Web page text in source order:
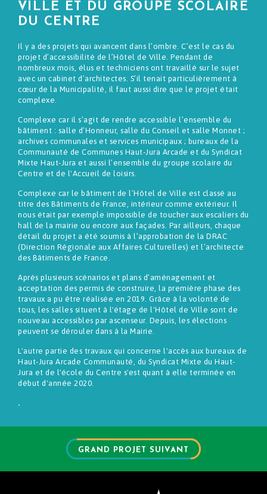
VILLE ET DU GROUPE SCOLAIRE
DU CENTRE
Il y a des projets qui avancent dans l’ombre. C’est le cas du
projet d’accessibilité de l’Hôtel de Ville. Pendant de
nombreux mois, élus et techniciens ont travaillé sur le sujet
avec un cabinet d’architectes. S’il tenait particulièrement à
cœur de la Municipalité, il faut aussi dire que le projet était
complexe.
Complexe car il s’agit de rendre accessible l’ensemble du
bâtiment : salle d’Honneur, salle du Conseil et salle Monnet ;
archives communales et services municipaux ; bureaux de la
Communauté de Communes Haut-Jura Arcade et du Syndicat
Mixte Haut-Jura et aussi l’ensemble du groupe scolaire du
Centre et de l'Accueil de loisirs.
Complexe car le bâtiment de l’Hôtel de Ville est classé au
titre des Bâtiments de France, intérieur comme extérieur. Il
nous était par exemple impossible de toucher aux escaliers du
hall de la mairie ou encore aux façades. Par ailleurs, chaque
détail du projet a été soumis à l’approbation de la DRAC
(Direction Régionale aux Affaires Culturelles) et l’architecte
des Bâtiments de France.
Après plusieurs scénarios et plans d’aménagement et
acceptation des permis de construire, la première phase des
travaux a pu être réalisée en 2019. Grâce à la volonté de
tous, les salles situent à l'étage de l'Hôtel de Ville sont de
nouveau accessibles par ascenseur. Depuis, les élections
peuvent se dérouler dans à la Mairie.
L'autre partie des travaux qui concerne l'accès aux bureaux de
Haut-Jura Arcade Communauté, du Syndicat Mixte du Haut-
Jura et de l'école du Centre s'est quant à elle terminée en
début d'année 2020.
.
GRAND PROJET SUIVANT